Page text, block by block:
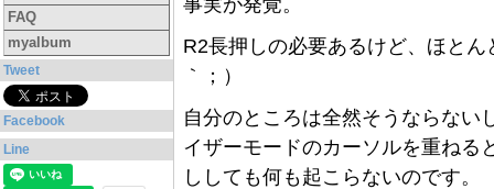
FAQ
myalbum
Tweet
Facebook
Line
事実が発覚。
R2長押しの必要あるけど、ほと
｀；）
自分のところは全然そうならない
イザーモードのカーソルを重ねる
ししても何も起こらないのです。